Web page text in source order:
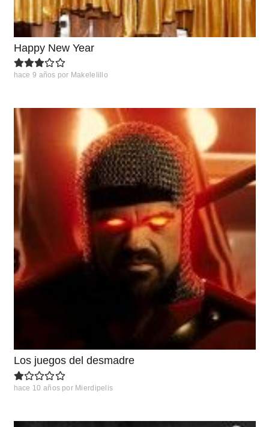
Happy New Year
hace 9 años por Makelelillo
Los juegos del desmadre
hace 10 años por Mierdipelis